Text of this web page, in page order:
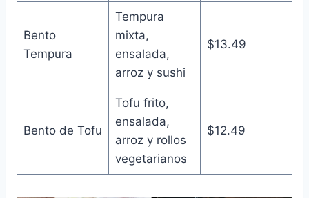
Bento
Tempura
Tempura
mixta,
ensalada,
arroz y sushi
$13.49
Bento de Tofu
Tofu frito,
ensalada,
arroz y rollos
vegetarianos
$12.49